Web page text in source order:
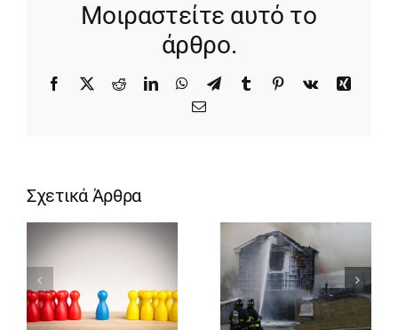
Μοιραστείτε αυτό το
άρθρο.
Facebook
X RedditLinkedInWhatsApp
TelegramTumblr Pinterest
Vk
Xing
Email
Σχετικά Άρθρα